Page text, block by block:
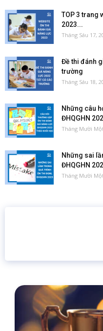
TOP 3 trang
2023...
Tháng Sáu 17,
Đề thi đánh
trường
Tháng Sáu 18,
Những câu
ĐHQGHN
Tháng Mười
Những sai
ĐHQGHN
Tháng Mười